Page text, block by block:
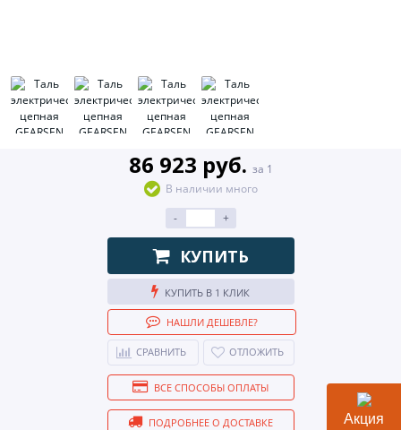
86 923 руб. за 1
В наличии много
-
+
КУПИТЬ
КУПИТЬ В 1 КЛИК
НАШЛИ ДЕШЕВЛЕ?
СРАВНИТЬ ОТЛОЖИТЬ
ВСЕ СПОСОБЫ ОПЛАТЫ
ПОДРОБНЕЕ О ДОСТАВКЕ Акция